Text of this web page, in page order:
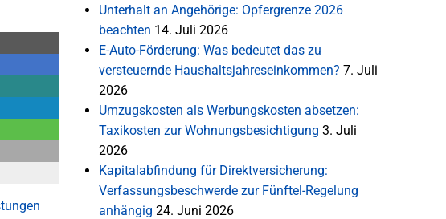
Unterhalt an Angehörige: Opfergrenze 2026
beachten 14. Juli 2026
E-Auto-Förderung: Was bedeutet das zu
versteuernde Haushaltsjahreseinkommen? 7. Juli
2026
Umzugskosten als Werbungskosten absetzen:
Taxikosten zur Wohnungsbesichtigung 3. Juli
2026
Kapitalabfindung für Direktversicherung:
Verfassungsbeschwerde zur Fünftel-Regelung
anhängig 24. Juni 2026